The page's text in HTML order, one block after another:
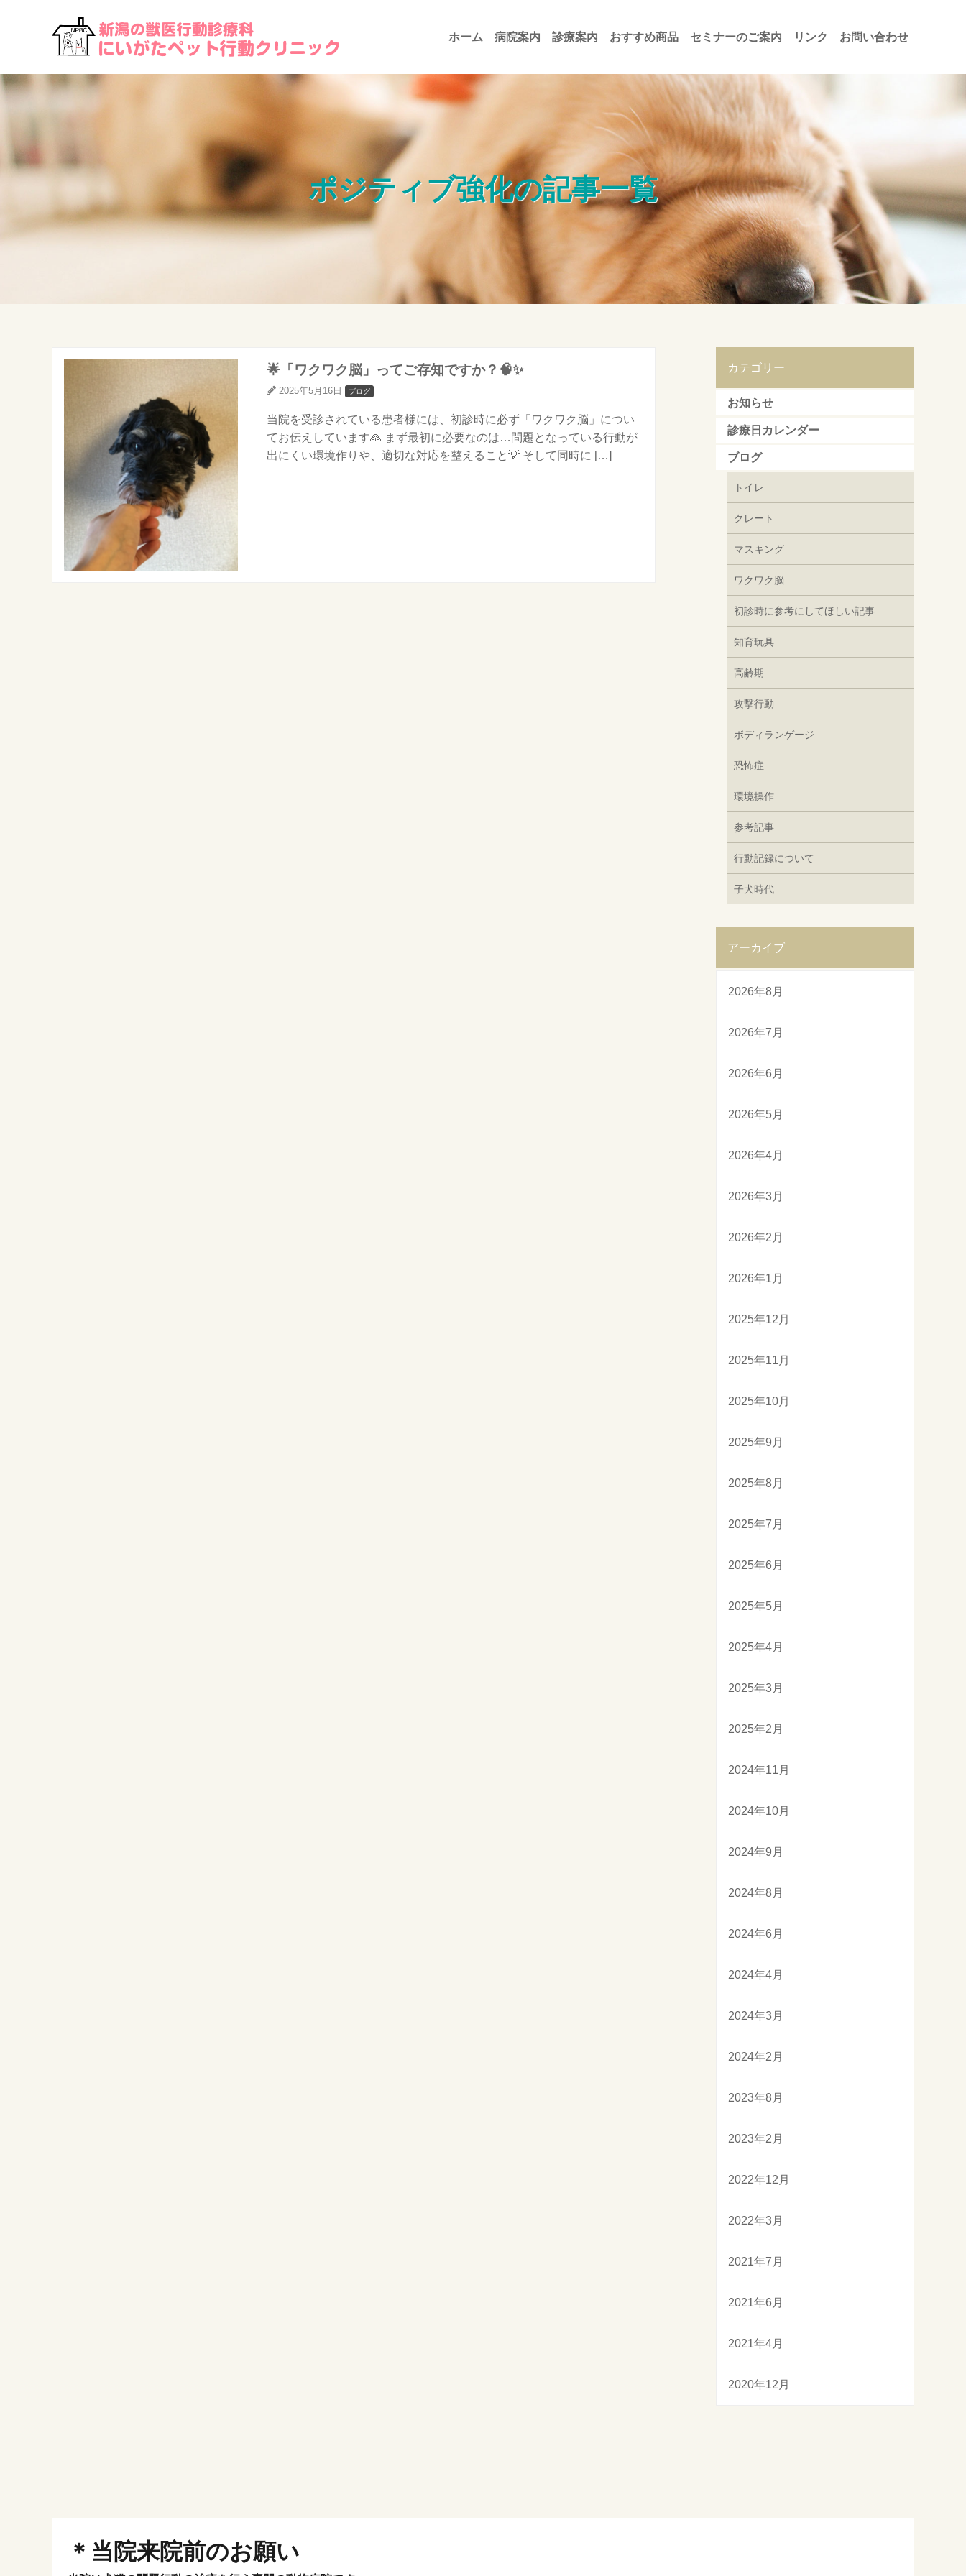
ホーム 病院案内 診療案内 おすすめ商品 セミナーのご案内 リンク お問い合わせ
ポジティブ強化の記事一覧
🌟「ワクワク脳」ってご存知ですか？🧠✨
2025年5月16日 ブログ
当院を受診されている患者様には、初診時に必ず「ワクワク脳」につい
てお伝えしています🙏 まず最初に必要なのは…問題となっている行動が
出にくい環境作りや、適切な対応を整えること💡 そして同時に […]
カテゴリー
お知らせ
診療日カレンダー
ブログ
トイレ
クレート
マスキング
ワクワク脳
初診時に参考にしてほしい記事
知育玩具
高齢期
攻撃行動
ボディランゲージ
恐怖症
環境操作
参考記事
行動記録について
子犬時代
アーカイブ
2026年8月
2026年7月
2026年6月
2026年5月
2026年4月
2026年3月
2026年2月
2026年1月
2025年12月
2025年11月
2025年10月
2025年9月
2025年8月
2025年7月
2025年6月
2025年5月
2025年4月
2025年3月
2025年2月
2024年11月
2024年10月
2024年9月
2024年8月
2024年6月
2024年4月
2024年3月
2024年2月
2023年8月
2023年2月
2022年12月
2022年3月
2021年7月
2021年6月
2021年4月
2020年12月
＊当院来院前のお願い